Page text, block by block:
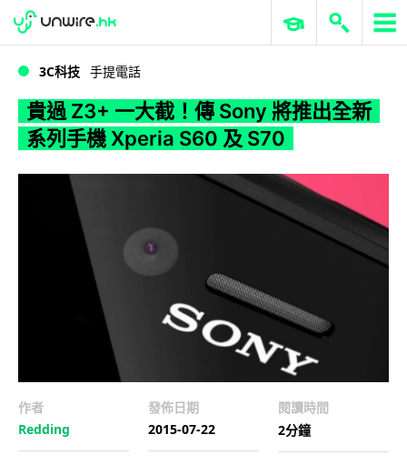
WWDC 2026 ERP 與商業 AI
3C科技 手提電話
貴過 Z3+ 一大截！傳 Sony 將推出全新
系列手機 Xperia S60 及 S70
作者
Redding
發佈日期
2015-07-22
閱讀時間
2分鐘